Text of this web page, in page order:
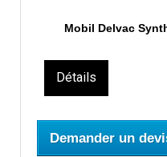
Mobil Delvac
Détails
Demander un